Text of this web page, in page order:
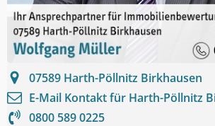
07589 Harth-Pöllnitz Birkhausen
E-Mail Kontakt für Harth-Pöllnitz
0800 589 0225